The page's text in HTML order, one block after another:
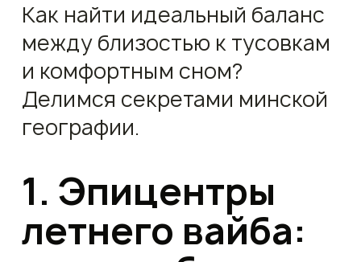
Как найти идеальный баланс
между близостью к тусовкам
и комфортным сном?
Делимся секретами минской
географии.
1. Эпицентры
летнего вайба: